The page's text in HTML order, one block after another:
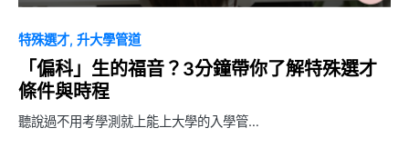
特殊選才 升大學管道
「偏科」生的福音？3分鐘帶你了解特殊選才
條件與時程
聽說過不用考學測就上能上大學的入學管…